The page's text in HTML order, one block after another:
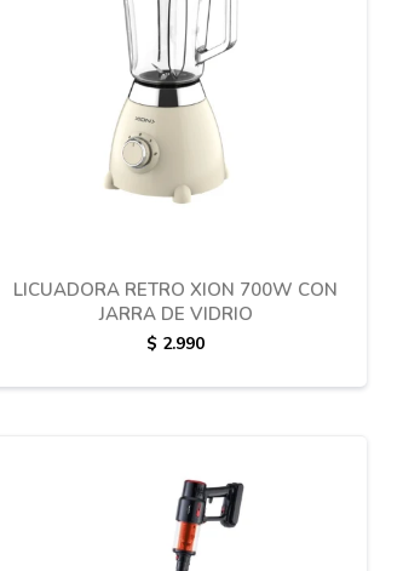
LICUADORA RETRO XION 700W CON
JARRA DE VIDRIO
$ 2.990